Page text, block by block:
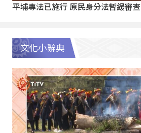
平埔專法已施行 原民身分法暫緩審查
文化小辭典